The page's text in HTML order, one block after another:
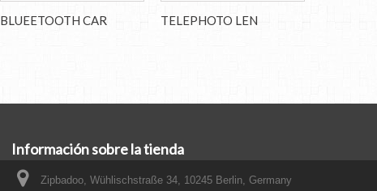
BLUEETOOTH CAR TELEPHOTO LEN
Información sobre la tienda
Zipbadoo, Wühlischstraße 34, 10245 Berlin, Germany